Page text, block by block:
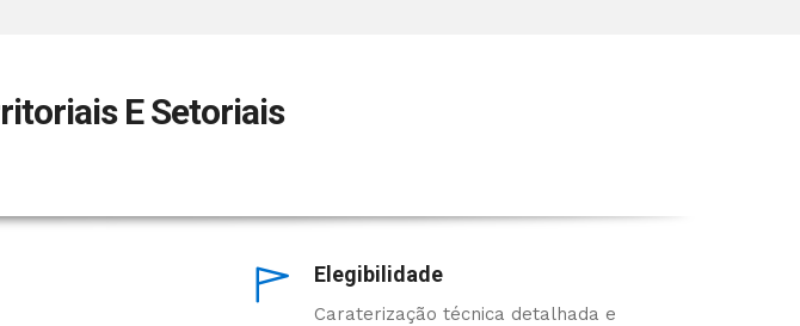
E Setoriais
Elegibilidade
Caraterização técnica detalhada e